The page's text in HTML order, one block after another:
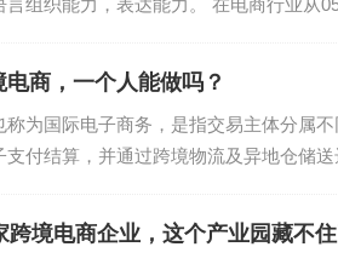
出管理，则可能出现后发先至的情
购商品时，先采购A，后采购B，因
的将是B，而不是A。
核算更精准
言组织能力，表达能力。 在电商行业从
商，一个人能做吗？
称为国际电子商务，是指交易主体分属
支付结算，并通过跨境物流及异地仓储
跨境电商企业，这个产业园藏不